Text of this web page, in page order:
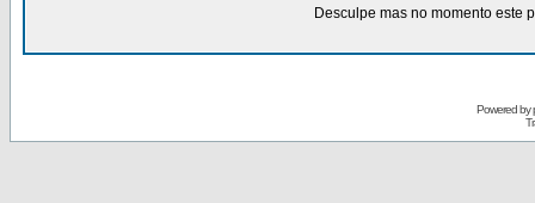
Desculpe mas no momento este
Powered by